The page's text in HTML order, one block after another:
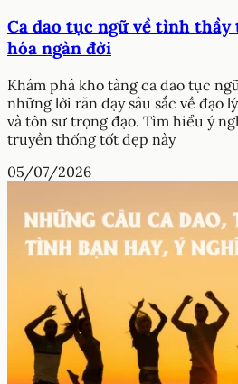
Ca dao tục ngữ về tình thầy
hóa ngàn đời
Khám phá kho tàng ca dao tục
những lời răn dạy sâu sắc về đạo
và tôn sư trọng đạo. Tìm hiểu ý
truyền thống tốt đẹp này
05/07/2026